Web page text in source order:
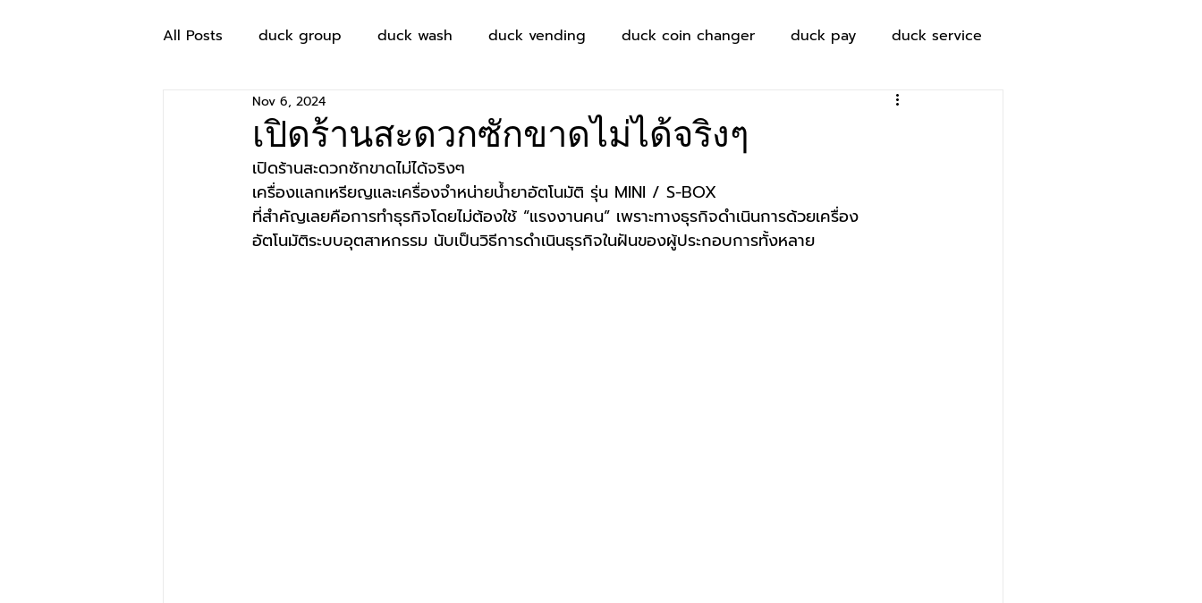
All Posts duck group duck wash duck vending duck coin changer duck pay duck service
เปิดร้านสะดวกซักขาดไม่ได้จริงๆ
Nov 6, 2024
เปิดร้านสะดวกซักขาดไม่ได้จริงๆ
เครื่องเเลกเหรียญเเละเครื่องจำหน่ายน้ำยาอัตโนมัติ รุ่น MINI / S-BOX
ที่สำคัญเลยคือการทำธุรกิจโดยไม่ต้องใช้ “แรงงานคน” เพราะทางธุรกิจดำเนินการด้วยเครื่อง
อัตโนมัติระบบอุตสาหกรรม นับเป็นวิธีการดำเนินธุรกิจในฝันของผู้ประกอบการทั้งหลาย